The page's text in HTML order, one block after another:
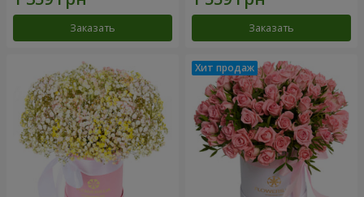
Заказать Заказать